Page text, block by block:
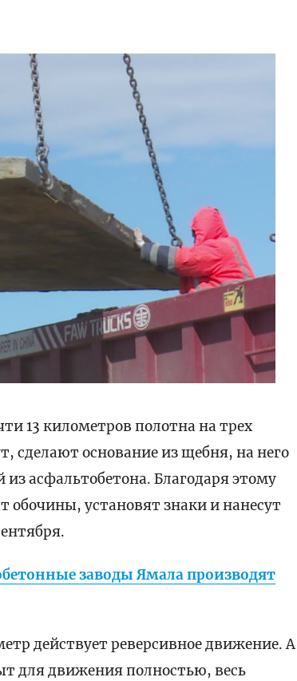
13 километров полотна на трех
сделают основание из щебня, на него
асфальтобетона. Благодаря этому
обочины, установят знаки и нанесут
заводы Ямала производят
действует реверсивное движение. А
для движения полностью, весь